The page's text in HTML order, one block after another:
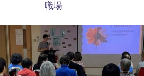
職場